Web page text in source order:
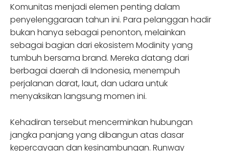
Komunitas menjadi elemen penting dalam
penyelenggaraan tahun ini. Para pelanggan hadir
bukan hanya sebagai penonton, melainkan
sebagai bagian dari ekosistem Modinity yang
tumbuh bersama brand. Mereka datang dari
berbagai daerah di Indonesia, menempuh
perjalanan darat, laut, dan udara untuk
menyaksikan langsung momen ini.
Kehadiran tersebut mencerminkan hubungan
jangka panjang yang dibangun atas dasar
kepercayaan dan kesinambungan. Runway